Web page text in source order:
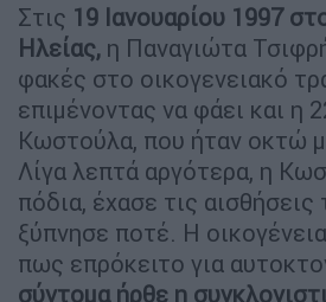
Στις 19 Ιανουαρίου 1997
Ηλείας, η Παναγιώτα
φακές στο οικογενειακό
επιμένοντας να φάει και η
Κωστούλα, που ήταν οκτώ
Λίγα λεπτά αργότερα, η
πόδια, έχασε τις αισθήσεις
ξύπνησε ποτέ. Η
πως επρόκειτο για
σύντομα ήρθε η